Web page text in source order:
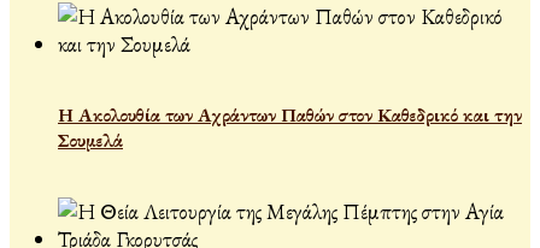
Η Ακολουθία των Αχράντων Παθών στον Καθεδρικό και την
Σουμελά